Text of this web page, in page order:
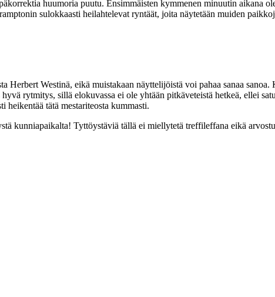
huumoria puutu. Ensimmäisten kymmenen minuutin aikana
sulokkaasti heilahtelevat ryntäät, joita näytetään muiden
Herbert Westinä, eikä muistakaan näyttelijöistä voi pahaa sanaa
rytmitys, sillä elokuvassa ei ole yhtään pitkäveteistä hetkeä, ellei
tätä mestariteosta kummasti.
kunniapaikalta! Tyttöystäviä tällä ei miellytetä treffileffana eikä